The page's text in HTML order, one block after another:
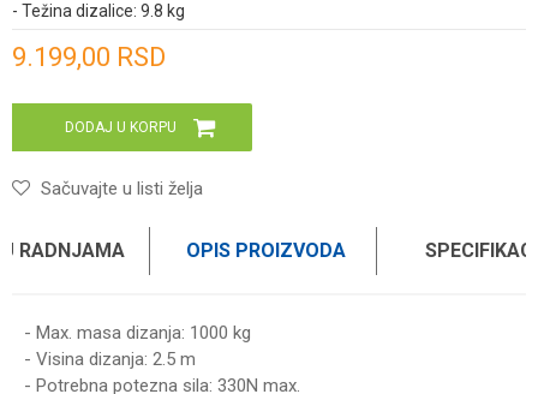
- Težina dizalice: 9.8 kg
9.199,00 RSD
DODAJ U KORPU
Sačuvajte u listi želja
RADNJAMA OPIS PROIZVODA
- Max. masa dizanja: 1000 kg
- Visina dizanja: 2.5 m
- Potrebna potezna sila: 330N max.